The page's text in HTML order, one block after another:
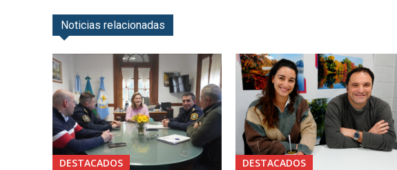
Noticias relacionadas
DESTACADOS
DESTACADOS